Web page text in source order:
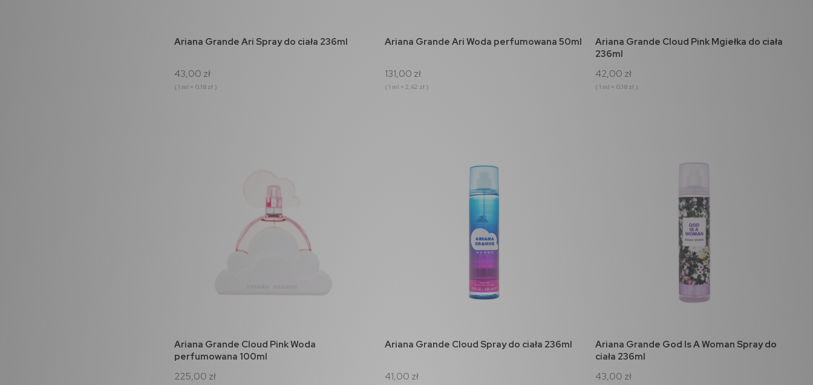
do koszyka
Ariana Grande Ari Spray do ciała 236ml
43,00 zł
( 1 ml = 0,18 zł )
do koszyka
Ariana Grande Ari Woda perfumowana 50ml
131,00 zł
( 1 ml = 2,62 zł )
do koszyka
Ariana Grande Cloud Pink Mgiełka do ciała
236ml
42,00 zł
( 1 ml = 0,18 zł )
do koszyka
Ariana Grande Cloud Pink Woda
perfumowana 100ml
225,00 zł
do koszyka
Ariana Grande Cloud Spray do ciała 236ml
41,00 zł
do koszyka
Ariana Grande God Is A Woman Spray do
ciała 236ml
43,00 zł